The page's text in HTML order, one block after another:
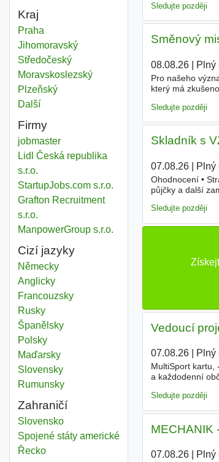
Kraj
Customer service team member
Praha
Customer service team member
JihomoravskýKraj
Customer service team member
StředočeskýKraj
Customer service team member
MoravskoslezskýKraj
Customer service team member
PlzeňskýKraj
Dalšíkraj
Firmy
jobmaster
Lidl Česká republika
s.r.o.
StartupJobs.com s.r.o.
Grafton Recruitment
s.r.o.
ManpowerGroup s.r.o.
Cizí jazyky
Německy
Anglicky
Francouzsky
Rusky
Španělsky
Polsky
Maďarsky
Slovensky
Rumunsky
Zahraničí
Customer service team member
Slovensko
Customer service team member
Spojené státy americké
Customer service team member
Řecko
Sledujte později
Směnový
08.08.26| Plný
Pro našeho
který má
Sledujte později
Skladník s
07.08.26| Plný
Ohodnocení •
půjčky a další
Sledujte později
️Vedoucí
07.08.26| Plný
MultiSport kartu,
a každodenní
Sledujte později
MECHANIK
07.08.26| Plný